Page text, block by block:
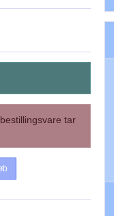
tar